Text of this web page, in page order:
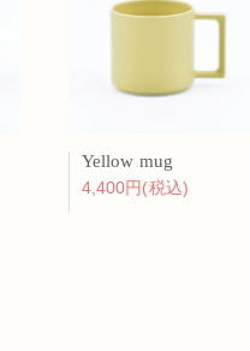
Yellow mug
4,400円(税込)